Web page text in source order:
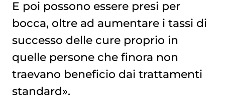
E poi possono essere presi per
bocca, oltre ad aumentare i tassi di
successo delle cure proprio in
quelle persone che finora non
traevano beneficio dai trattamenti
standard».